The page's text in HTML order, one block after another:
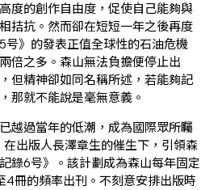
度的創作自由度，促使自己能夠與
拮抗。然而卻在短短一年之後再度
号》的發表正值全球性的石油危機
倍之多。森山無法負擔便停止出
但精神卻如同名稱所述，若能夠記
那就不能說是毫無意義。
越過當年的低潮，成為國際眾所矚
出版人長澤章生的催生下，引領森
錄6号》。該計劃成為森山每年固定
4冊的頻率出刊。不刻意安排出版時